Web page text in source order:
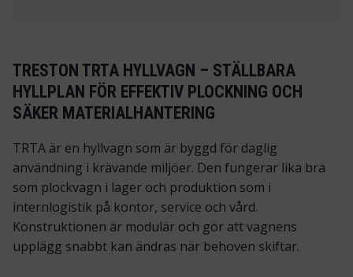
TRESTON TRTA HYLLVAGN – STÄLLBARA
HYLLPLAN FÖR EFFEKTIV PLOCKNING OCH
SÄKER MATERIALHANTERING
TRTA är en hyllvagn som är byggd för daglig
användning i krävande miljöer. Den fungerar lika bra
som plockvagn i lager och produktion som i
internlogistik på kontor, service och vård.
Konstruktionen är modulär och gör att vagnens
upplägg snabbt kan ändras när behoven skiftar.